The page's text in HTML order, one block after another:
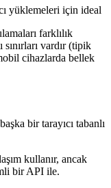
yüklemeleri için ideal
farklılık
vardır (tipik
cihazlarda bellek
bir tarayıcı tabanlı
kullanır, ancak
bir API ile.